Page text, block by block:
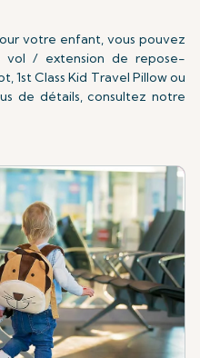
votre enfant, vous pouvez
/ extension de repose-
1st Class Kid Travel Pillow ou
de détails, consultez notre